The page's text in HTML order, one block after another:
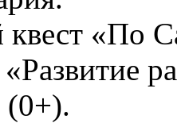
«По
(0+).